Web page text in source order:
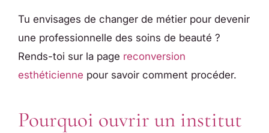
Tu envisages de changer de métier pour devenir
une professionnelle des soins de beauté ?
Rends-toi sur la page reconversion
esthéticienne pour savoir comment procéder.
Pourquoi ouvrir un institut